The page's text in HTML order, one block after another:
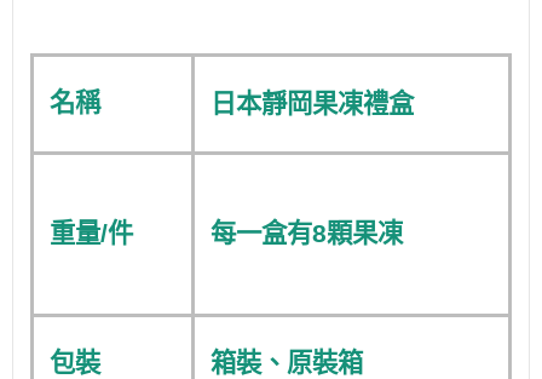
名稱 日本靜岡果凍禮盒
重量/件 每一盒有8顆果凍
包裝 箱裝、原裝箱